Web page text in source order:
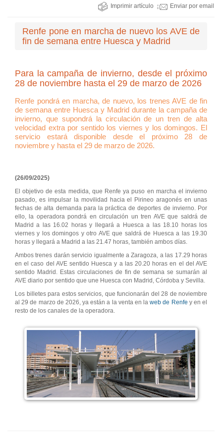
Imprimir artículo Enviar por email
Renfe pone en marcha de nuevo los AVE de
fin de semana entre Huesca y Madrid
Para la campaña de invierno, desde el próximo
28 de noviembre hasta el 29 de marzo de 2026
Renfe pondrá en marcha, de nuevo, los trenes AVE de fin
de semana entre Huesca y Madrid durante la campaña de
invierno, que supondrá la circulación de un tren de alta
velocidad extra por sentido los viernes y los domingos. El
servicio estará disponible desde el próximo 28 de
noviembre y hasta el 29 de marzo de 2026.
(26/09/2025)
El objetivo de esta medida, que Renfe ya puso en marcha el invierno
pasado, es impulsar la movilidad hacia el Pirineo aragonés en unas
fechas de alta demanda para la práctica de deportes de invierno. Por
ello, la operadora pondrá en circulación un tren AVE que saldrá de
Madrid a las 16.02 horas y llegará a Huesca a las 18.10 horas los
viernes y los domingos y otro AVE que saldrá de Huesca a las 19.30
horas y llegará a Madrid a las 21.47 horas, también ambos días.
Ambos trenes darán servicio igualmente a Zaragoza, a las 17.29 horas
en el caso del AVE sentido Huesca y a las 20.20 horas en el del AVE
sentido Madrid. Estas circulaciones de fin de semana se sumarán al
AVE diario por sentido que une Huesca con Madrid, Córdoba y Sevilla.
Los billetes para estos servicios, que funcionarán del 28 de noviembre
al 29 de marzo de 2026, ya están a la venta en laweb de Renfe y en el
resto de los canales de la operadora.